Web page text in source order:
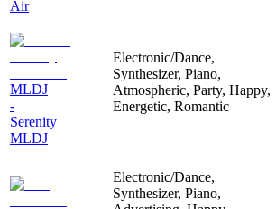
Air
MLDJ
-
Serenity
MLDJ
Electronic/Dance,
Synthesizer, Piano,
Atmospheric, Party, Happy,
Energetic, Romantic
Electronic/Dance,
Synthesizer, Piano,